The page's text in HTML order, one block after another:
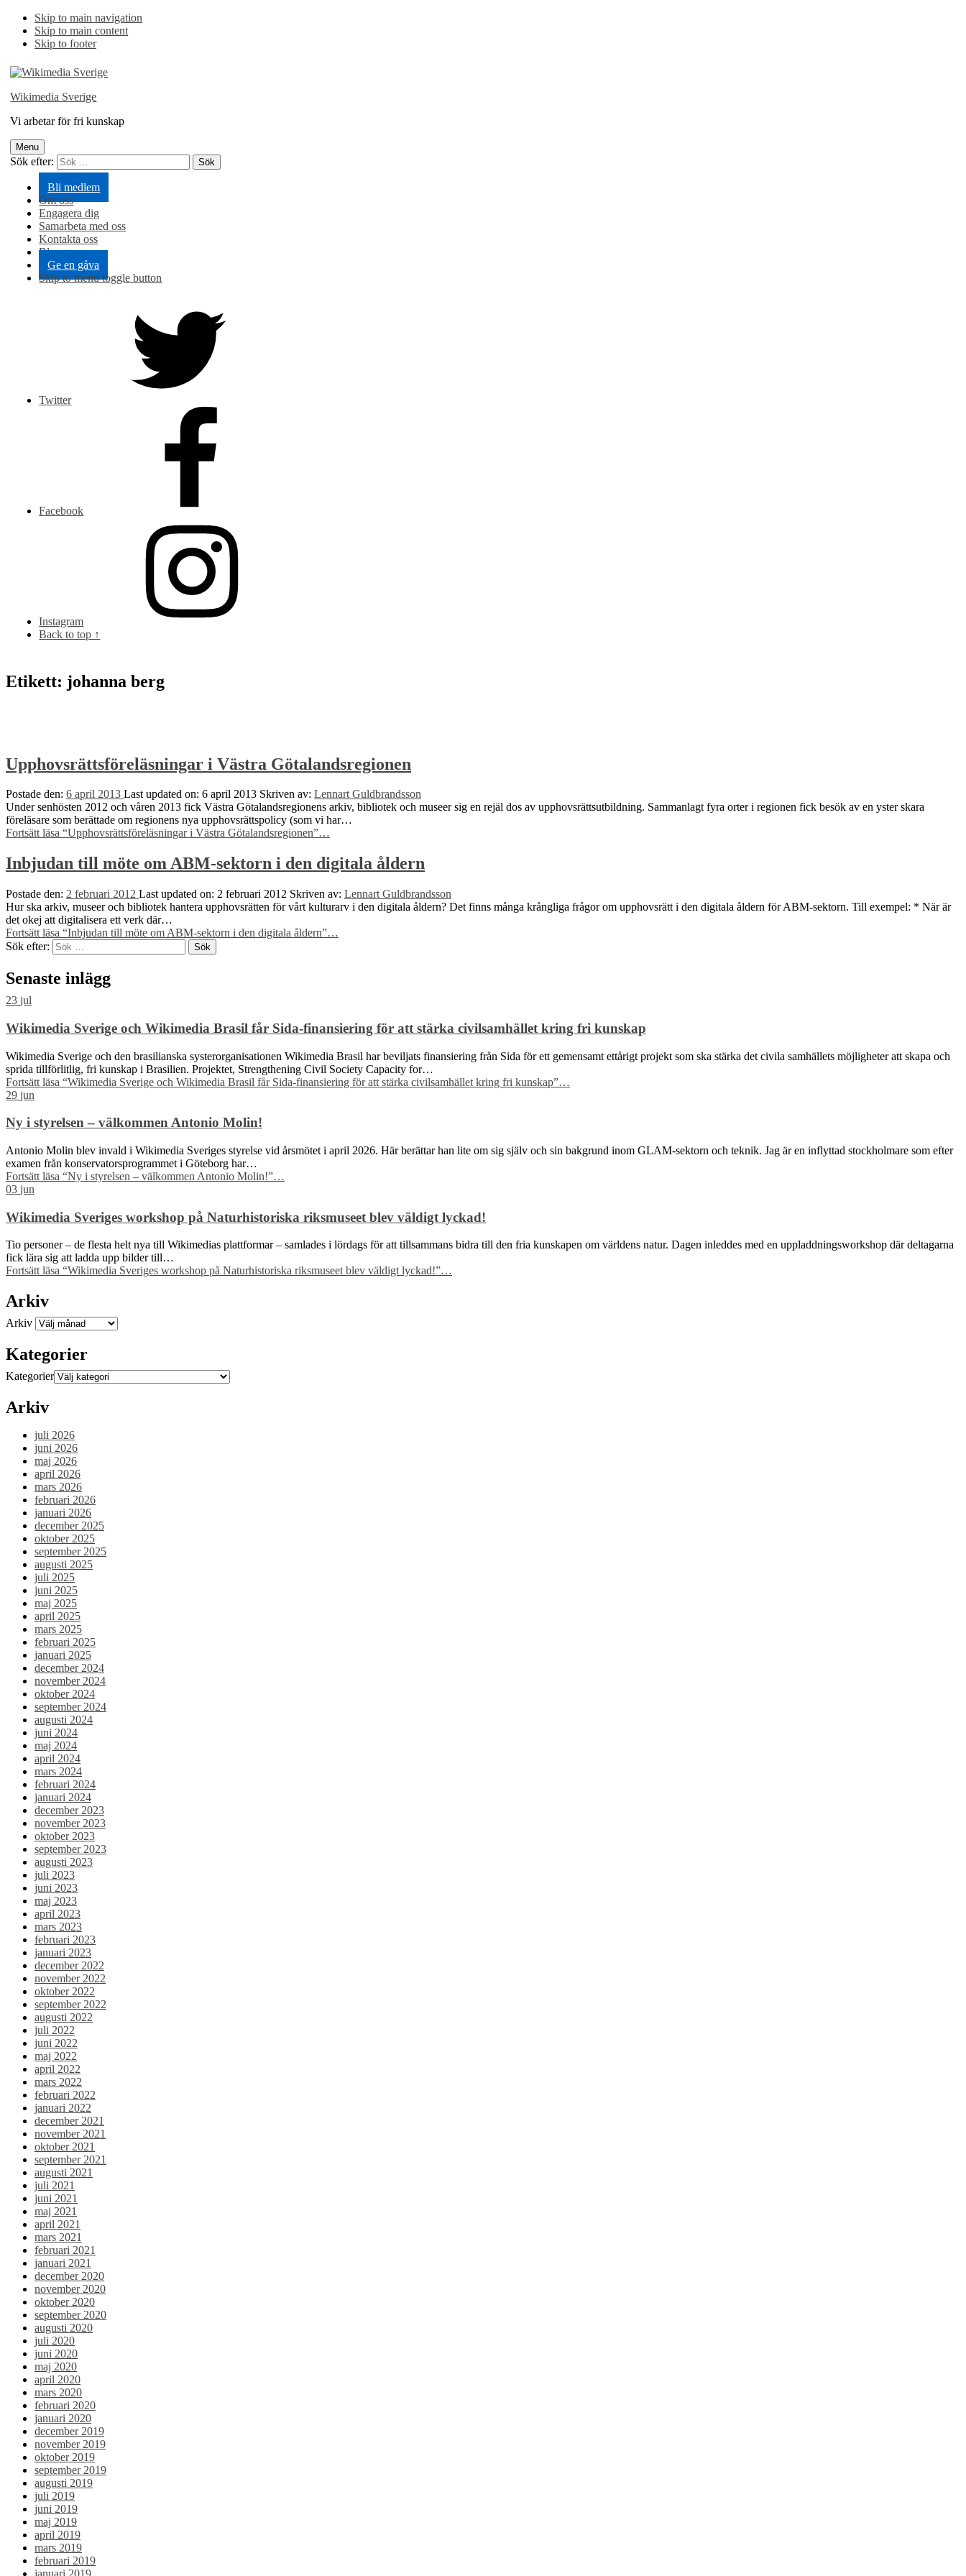
Skip to main navigation
Skip to main content
Skip to footer
Wikimedia Sverige
Vi arbetar för fri kunskap
Menu
Sök efter:
Bli medlem
Om oss
Engagera dig
Samarbeta med oss
Kontakta oss
Blogg
Ge en gåva
Skip to menu toggle button
Twitter
Facebook
Instagram
Back to top ↑
Etikett: johanna berg
Upphovsrättsföreläsningar i Västra Götalandsregionen
Postade den: 6 april 2013 Last updated on: 6 april 2013 Skriven av: Lennart Guldbrandsson
Under senhösten 2012 och våren 2013 fick Västra Götalandsregionens arkiv, bibliotek och museer sig en rejäl dos av upphovsrättsutbildning. Sammanlagt fyra orter i regionen fick besök av en yster skara
föreläsare som berättade om regionens nya upphovsrättspolicy (som vi har…
Fortsätt läsa “Upphovsrättsföreläsningar i Västra Götalandsregionen”…
Inbjudan till möte om ABM-sektorn i den digitala åldern
Postade den: 2 februari 2012 Last updated on: 2 februari 2012 Skriven av: Lennart Guldbrandsson
Hur ska arkiv, museer och bibliotek hantera upphovsrätten för vårt kulturarv i den digitala åldern? Det finns många krångliga frågor om upphovsrätt i den digitala åldern för ABM-sektorn. Till exempel: * När är
det okej att digitalisera ett verk där…
Fortsätt läsa “Inbjudan till möte om ABM-sektorn i den digitala åldern”…
Sök efter:
Senaste inlägg
23 jul
Wikimedia Sverige och Wikimedia Brasil får Sida-finansiering för att stärka civilsamhället kring fri kunskap
Wikimedia Sverige och den brasilianska systerorganisationen Wikimedia Brasil har beviljats finansiering från Sida för ett gemensamt ettårigt projekt som ska stärka det civila samhällets möjligheter att skapa och
sprida tillförlitlig, fri kunskap i Brasilien. Projektet, Strengthening Civil Society Capacity for…
Fortsätt läsa “Wikimedia Sverige och Wikimedia Brasil får Sida-finansiering för att stärka civilsamhället kring fri kunskap”…
29 jun
Ny i styrelsen – välkommen Antonio Molin!
Antonio Molin blev invald i Wikimedia Sveriges styrelse vid årsmötet i april 2026. Här berättar han lite om sig själv och sin bakgrund inom GLAM-sektorn och teknik. Jag är en inflyttad stockholmare som efter
examen från konservatorsprogrammet i Göteborg har…
Fortsätt läsa “Ny i styrelsen – välkommen Antonio Molin!”…
03 jun
Wikimedia Sveriges workshop på Naturhistoriska riksmuseet blev väldigt lyckad!
Tio personer – de flesta helt nya till Wikimedias plattformar – samlades i lördags för att tillsammans bidra till den fria kunskapen om världens natur. Dagen inleddes med en uppladdningsworkshop där deltagarna
fick lära sig att ladda upp bilder till…
Fortsätt läsa “Wikimedia Sveriges workshop på Naturhistoriska riksmuseet blev väldigt lyckad!”…
Arkiv
Arkiv
Kategorier
Kategorier
Arkiv
juli 2026
juni 2026
maj 2026
april 2026
mars 2026
februari 2026
januari 2026
december 2025
oktober 2025
september 2025
augusti 2025
juli 2025
juni 2025
maj 2025
april 2025
mars 2025
februari 2025
januari 2025
december 2024
november 2024
oktober 2024
september 2024
augusti 2024
juni 2024
maj 2024
april 2024
mars 2024
februari 2024
januari 2024
december 2023
november 2023
oktober 2023
september 2023
augusti 2023
juli 2023
juni 2023
maj 2023
april 2023
mars 2023
februari 2023
januari 2023
december 2022
november 2022
oktober 2022
september 2022
augusti 2022
juli 2022
juni 2022
maj 2022
april 2022
mars 2022
februari 2022
januari 2022
december 2021
november 2021
oktober 2021
september 2021
augusti 2021
juli 2021
juni 2021
maj 2021
april 2021
mars 2021
februari 2021
januari 2021
december 2020
november 2020
oktober 2020
september 2020
augusti 2020
juli 2020
juni 2020
maj 2020
april 2020
mars 2020
februari 2020
januari 2020
december 2019
november 2019
oktober 2019
september 2019
augusti 2019
juli 2019
juni 2019
maj 2019
april 2019
mars 2019
februari 2019